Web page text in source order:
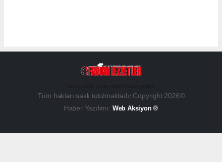
Tüm hakları saklı tutulmaktadır.Copyright 2026©
Haber Yazılımı: Web Aksiyon ®